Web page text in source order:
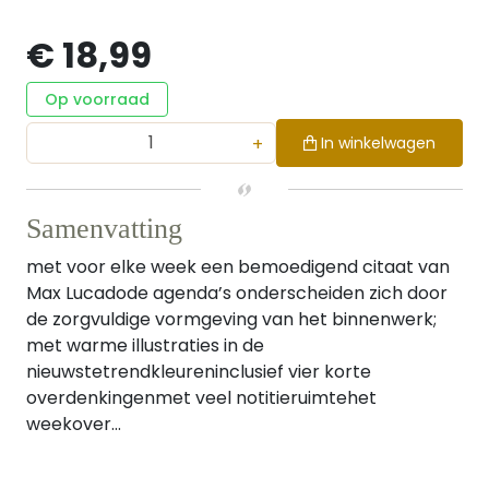
€ 18,99
Op voorraad
+ In winkelwagen
Samenvatting
met voor elke week een bemoedigend citaat van
Max Lucadode agenda’s onderscheiden zich door
de zorgvuldige vormgeving van het binnenwerk;
met warme illustraties in de
nieuwstetrendkleureninclusief vier korte
overdenkingenmet veel notitieruimtehet
weekover...